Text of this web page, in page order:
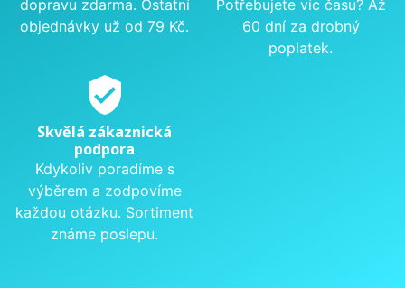
dopravu zdarma. Ostatní
objednávky už od 79 Kč.
Potřebujete víc času? Až
60 dní za drobný
poplatek.
verified_user
Skvělá zákaznická
podpora
Kdykoliv poradíme s
výběrem a zodpovíme
každou otázku. Sortiment
známe poslepu.